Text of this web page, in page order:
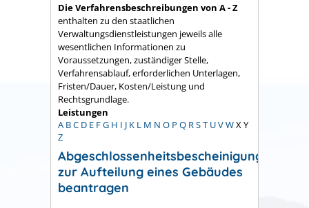
Die Verfahrensbeschreibungen von A - Z
enthalten zu den staatlichen
Verwaltungsdienstleistungen jeweils alle
wesentlichen Informationen zu
Voraussetzungen, zuständiger Stelle,
Verfahrensablauf, erforderlichen Unterlagen,
Fristen/Dauer, Kosten/Leistung und
Rechtsgrundlage.
Leistungen
A BC D E FG H I J K L M N O P Q RST UVWX Y
Z
Abgeschlossenheitsbescheinigung
zur Aufteilung eines Gebäudes
beantragen